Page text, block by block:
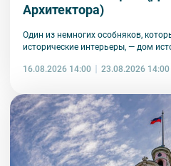
Архитектора)
Один из немногих особняков,
исторические интерьеры, — дом
16.08.2026 14:00 23.08.2026 14:00